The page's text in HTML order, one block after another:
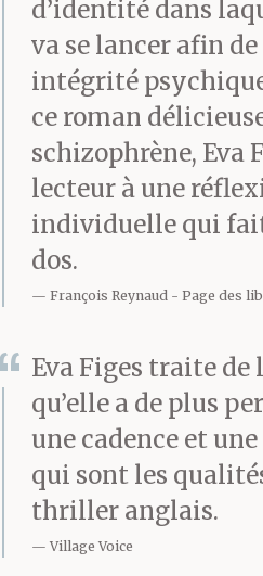
pour me
avant de
valise sur le
prévu à cet
une chambre
assez
l’arrière du
vis de la
rangée de
à travers la
porteur,
d’identité dans
va se lancer afin
intégrité
ce roman
schizophrène, Eva
lecteur à une
individuelle qui
dos.
François Reynaud Page des
Eva Figes traite de
qu’elle a de plus
une cadence et
qui sont les
thriller anglais.
Village Voice